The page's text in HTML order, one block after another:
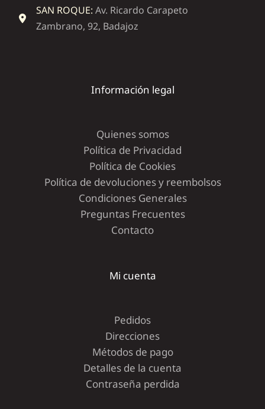
SAN ROQUE: Av. Ricardo Carapeto
Zambrano, 92, Badajoz
Información legal
Quienes somos
Política de Privacidad
Política de Cookies
Política de devoluciones y reembolsos
Condiciones Generales
Preguntas Frecuentes
Contacto
Mi cuenta
Pedidos
Direcciones
Métodos de pago
Detalles de la cuenta
Contraseña perdida